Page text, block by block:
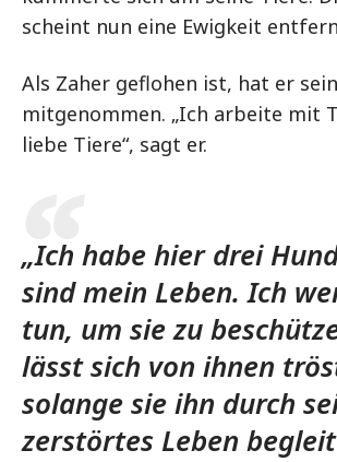
scheint nun eine Ewigkeit
Als Zaher geflohen ist, hat er
mitgenommen. „Ich arbeite mit
liebe Tiere“, sagt er.
„Ich habe hier drei
sind mein Leben. Ich
tun, um sie zu
lässt sich von ihnen
solange sie ihn durch
zerstörtes Leben